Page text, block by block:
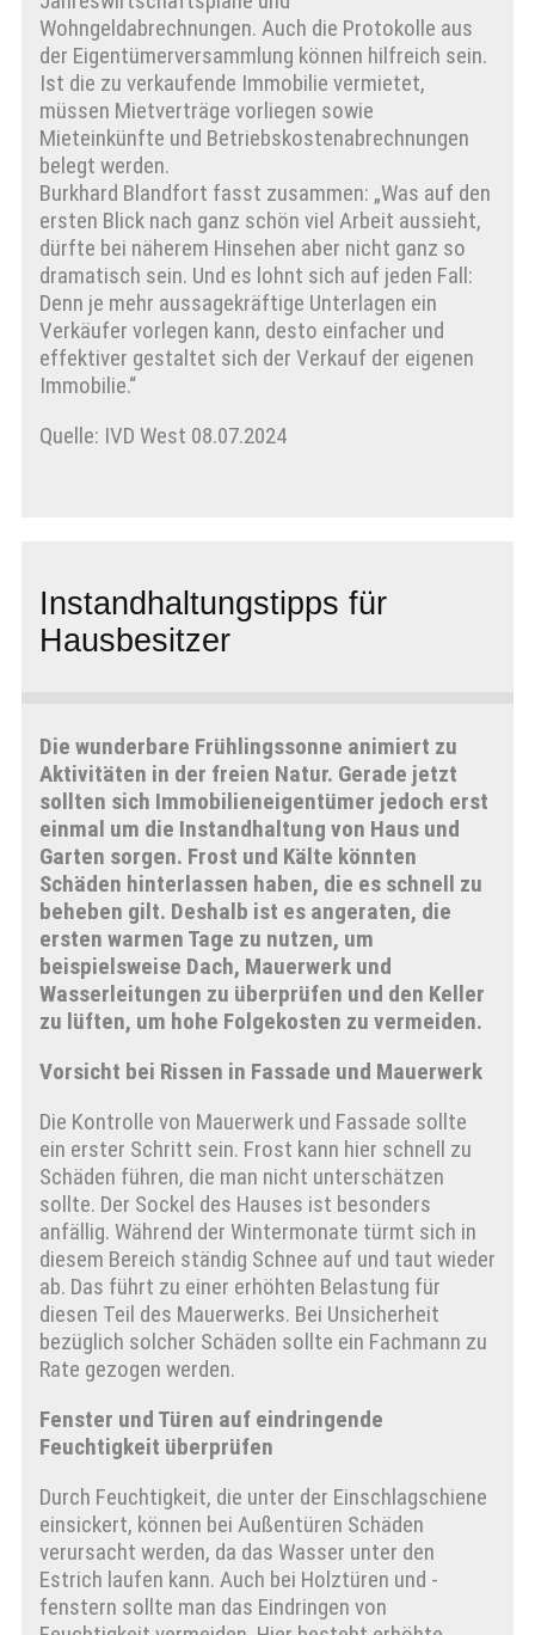
Wohngeldabrechnungen. Auch die Protokolle aus
der Eigentümerversammlung können hilfreich sein.
Ist die zu verkaufende Immobilie vermietet,
müssen Mietverträge vorliegen sowie
Mieteinkünfte und Betriebskostenabrechnungen
belegt werden.
Burkhard Blandfort fasst zusammen: „Was auf den
ersten Blick nach ganz schön viel Arbeit aussieht,
dürfte bei näherem Hinsehen aber nicht ganz so
dramatisch sein. Und es lohnt sich auf jeden Fall:
Denn je mehr aussagekräftige Unterlagen ein
Verkäufer vorlegen kann, desto einfacher und
effektiver gestaltet sich der Verkauf der eigenen
Immobilie.“
Quelle: IVD West 08.07.2024
Instandhaltungstipps für
Hausbesitzer
Die wunderbare Frühlingssonne animiert zu
Aktivitäten in der freien Natur. Gerade jetzt
sollten sich Immobilieneigentümer jedoch erst
einmal um die Instandhaltung von Haus und
Garten sorgen. Frost und Kälte könnten
Schäden hinterlassen haben, die es schnell zu
beheben gilt. Deshalb ist es angeraten, die
ersten warmen Tage zu nutzen, um
beispielsweise Dach, Mauerwerk und
Wasserleitungen zu überprüfen und den Keller
zu lüften, um hohe Folgekosten zu vermeiden.
Vorsicht bei Rissen in Fassade und Mauerwerk
Die Kontrolle von Mauerwerk und Fassade sollte
ein erster Schritt sein. Frost kann hier schnell zu
Schäden führen, die man nicht unterschätzen
sollte. Der Sockel des Hauses ist besonders
anfällig. Während der Wintermonate türmt sich in
diesem Bereich ständig Schnee auf und taut wieder
ab. Das führt zu einer erhöhten Belastung für
diesen Teil des Mauerwerks. Bei Unsicherheit
bezüglich solcher Schäden sollte ein Fachmann zu
Rate gezogen werden.
Fenster und Türen auf eindringende
Feuchtigkeit überprüfen
Durch Feuchtigkeit, die unter der Einschlagschiene
einsickert, können bei Außentüren Schäden
verursacht werden, da das Wasser unter den
Estrich laufen kann. Auch bei Holztüren und -
fenstern sollte man das Eindringen von